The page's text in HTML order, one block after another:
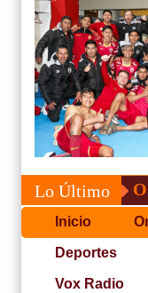
Lo Último
NO PUDO CON
Inicio
Deportes
Vox Radio